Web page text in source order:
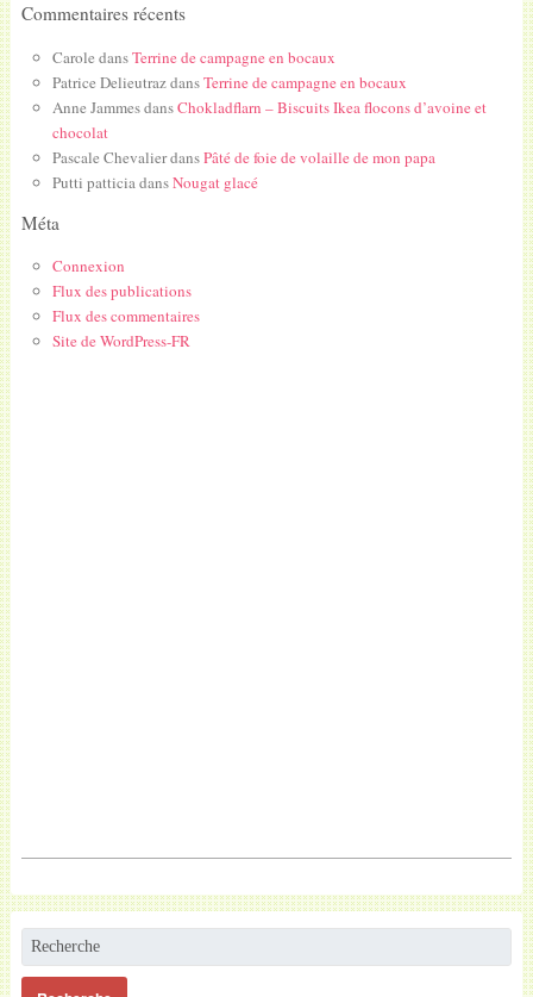
Commentaires récents
Carole dansTerrine de campagne en bocaux
Patrice DelieutrazdansTerrine de campagne en bocaux
Anne JammesdansChokladflarn – Biscuits Ikea flocons d’avoine et
chocolat
Pascale ChevalierdansPâté de foie de volaille de mon papa
Putti patticiadansNougat glacé
Méta
Connexion
Flux des publications
Flux des commentaires
Site de WordPress-FR